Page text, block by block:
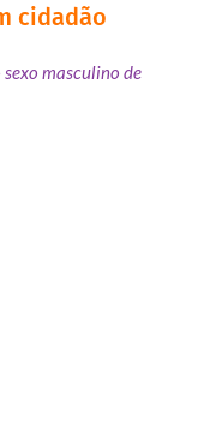
cidadão
masculino de